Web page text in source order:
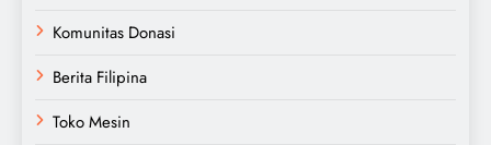
Komunitas Donasi
Berita Filipina
Toko Mesin